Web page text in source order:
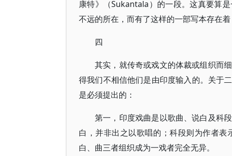
康特》（Sukantala）的一段。这真要算
不远的所在，而有了这样的一部写本存在
四
其实，就传奇或戏文的体裁或组织而
得我们不相信他们是由印度输入的。关于
是必须提出的：
第一，印度戏曲是以歌曲、说白及科
白，并非出之以歌唱的；科段则为作者表
白、曲三者组织成为一戏者完全无异。